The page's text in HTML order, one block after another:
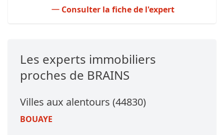
Consulter la fiche de l'expert
Les experts immobiliers
proches de BRAINS
Villes aux alentours (44830)
BOUAYE